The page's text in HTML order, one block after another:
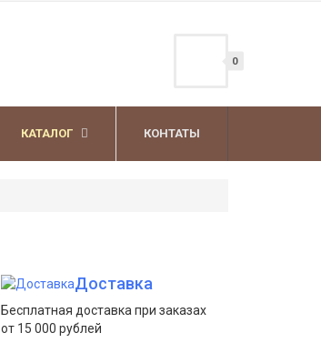
0
КАТАЛОГ КОНТАТЫ
Доставка
Бесплатная доставка при заказах
от 15 000 рублей